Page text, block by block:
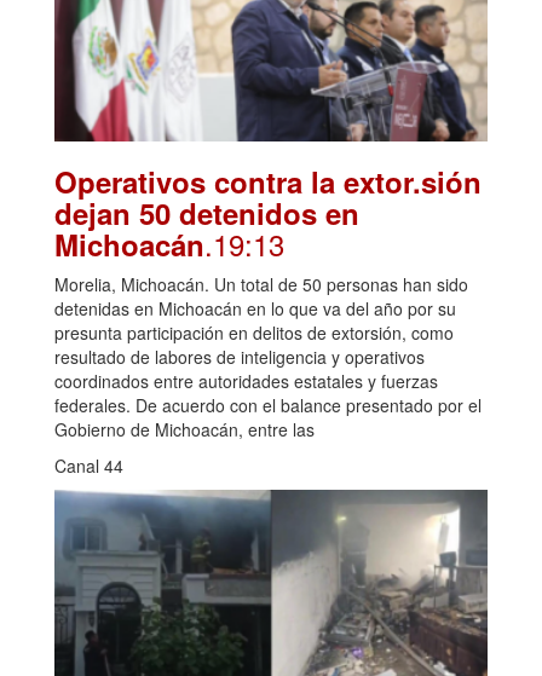
Operativos contra la extor.sión
dejan 50 detenidos en
Michoacán.19:13
Morelia, Michoacán. Un total de 50 personas han sido
detenidas en Michoacán en lo que va del año por su
presunta participación en delitos de extorsión, como
resultado de labores de inteligencia y operativos
coordinados entre autoridades estatales y fuerzas
federales. De acuerdo con el balance presentado por el
Gobierno de Michoacán, entre las
Canal 44